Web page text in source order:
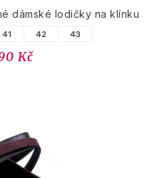
dámské lodičky na klínku
41 42 43
Kč